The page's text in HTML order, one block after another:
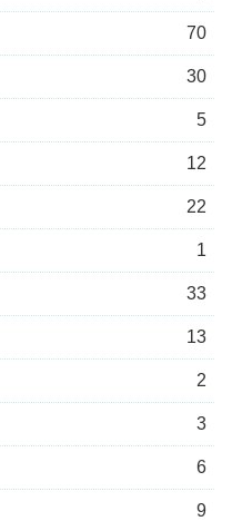
70
30
5
12
22
1
33
13
2
3
6
9